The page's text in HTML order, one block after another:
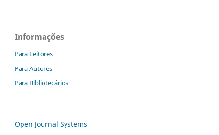
Informações
Para Leitores
Para Autores
Para Bibliotecários
Open Journal Systems